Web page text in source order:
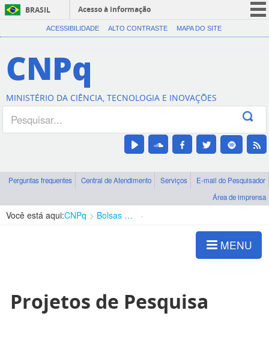
BRASIL
Acesso à informação
CORONAVÍRUS (COVID-19)
Canais
ACESSIBILIDADE ALTO CONTRASTE MAPA DO SITE
CNPq
MINISTÉRIO DA CIÊNCIA, TECNOLOGIA E INOVAÇÕES
Perguntas frequentes Central de Atendimento Serviços
E-mail do Pesquisador
Área de imprensa
Você está aqui:CNPq Bolsas e Auxílios Vigentes
MENU
Projetos de Pesquisa